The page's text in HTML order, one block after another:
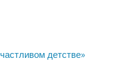
детстве»